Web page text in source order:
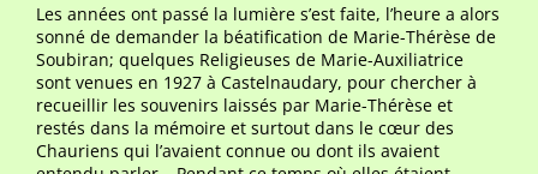
Les années ont passé la lumière s’est faite, l’heure a alors
sonné de demander la béatification de Marie-Thérèse de
Soubiran; quelques Religieuses de Marie-Auxiliatrice
sont venues en 1927 à Castelnaudary, pour chercher à
recueillir les souvenirs laissés par Marie-Thérèse et
restés dans la mémoire et surtout dans le cœur des
Chauriens qui l’avaient connue ou dont ils avaient